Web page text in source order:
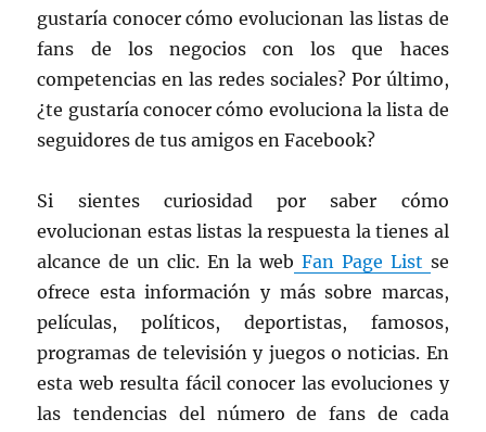
gustaría conocer cómo evolucionan las listas de
fans de los negocios con los que haces
competencias en las redes sociales? Por último,
¿te gustaría conocer cómo evoluciona la lista de
seguidores de tus amigos en Facebook?
Si sientes curiosidad por saber cómo
evolucionan estas listas la respuesta la tienes al
alcance de un clic. En la web Fan Page List se
ofrece esta información y más sobre marcas,
películas, políticos, deportistas, famosos,
programas de televisión y juegos o noticias. En
esta web resulta fácil conocer las evoluciones y
las tendencias del número de fans de cada